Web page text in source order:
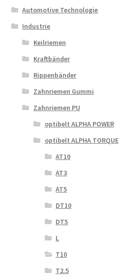
Automotive Technologie
Industrie
Keilriemen
Kraftbänder
Rippenbänder
Zahnriemen Gummi
Zahnriemen PU
optibelt ALPHA POWER
optibelt ALPHA TORQUE
AT10
AT3
AT5
DT10
DT5
L
T10
T2.5